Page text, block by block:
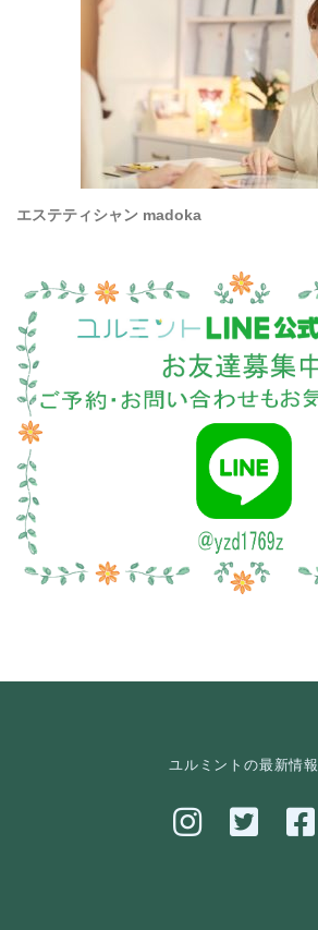
エステティシャン madoka
ユルミントの最新情報